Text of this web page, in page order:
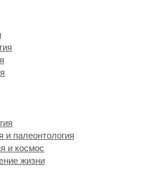
и палеонтология
и космос
жизни